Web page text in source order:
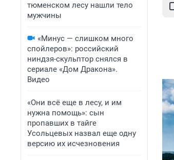
тюменском лесу нашли тело
мужчины
«Минус — слишком много
спойлеров»: российский
ниндзя-скульптор снялся в
сериале «Дом Дракона».
Видео
«Они всё еще в лесу, и им
нужна помощь»: сын
пропавших в тайге
Усольцевых назвал еще одну
версию их исчезновения